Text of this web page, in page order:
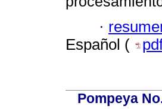
·
Español (
Pompeya